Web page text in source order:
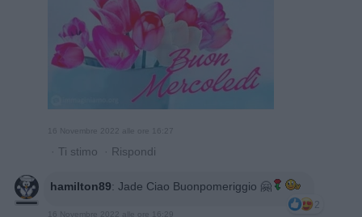
16 Novembre 2022 alle ore 16:27
· Ti stimo · Rispondi
hamilton89: Jade Ciao Buonpomeriggio 🤗
2
16 Novembre 2022 alle ore 16:29